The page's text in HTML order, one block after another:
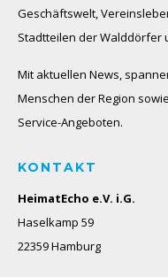
Geschäftswelt,
Stadtteilen der Walddörfer
Mit aktuellen News,
Menschen der Region
Service-Angeboten.
KONTAKT
HeimatEcho e.V. i.G.
Haselkamp 59
22359 Hamburg